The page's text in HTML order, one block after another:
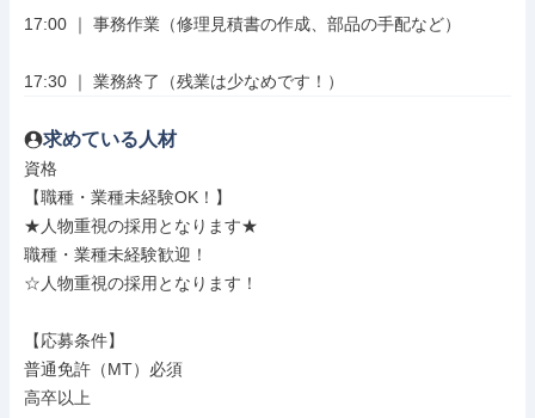
17:00 ｜ 事務作業（修理見積書の作成、部品の手配など）
17:30 ｜ 業務終了（残業は少なめです！）
求めている人材
資格
【職種・業種未経験OK！】
★人物重視の採用となります★
職種・業種未経験歓迎！
☆人物重視の採用となります！
【応募条件】
普通免許（MT）必須
高卒以上